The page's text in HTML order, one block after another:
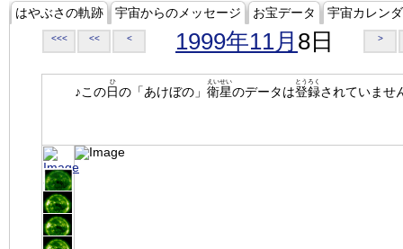
はやぶさの軌跡 宇宙からのメッセージ お宝データ 宇宙カレン
<<< << < 1999年11月 8日 >
♪この日
ひ
の「あけぼの」 衛星
えいせい
のデータは登録
とうろく
されていませ